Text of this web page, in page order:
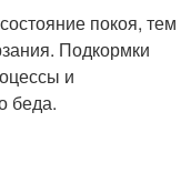
покоя, тем
Подкормки
и
беда.